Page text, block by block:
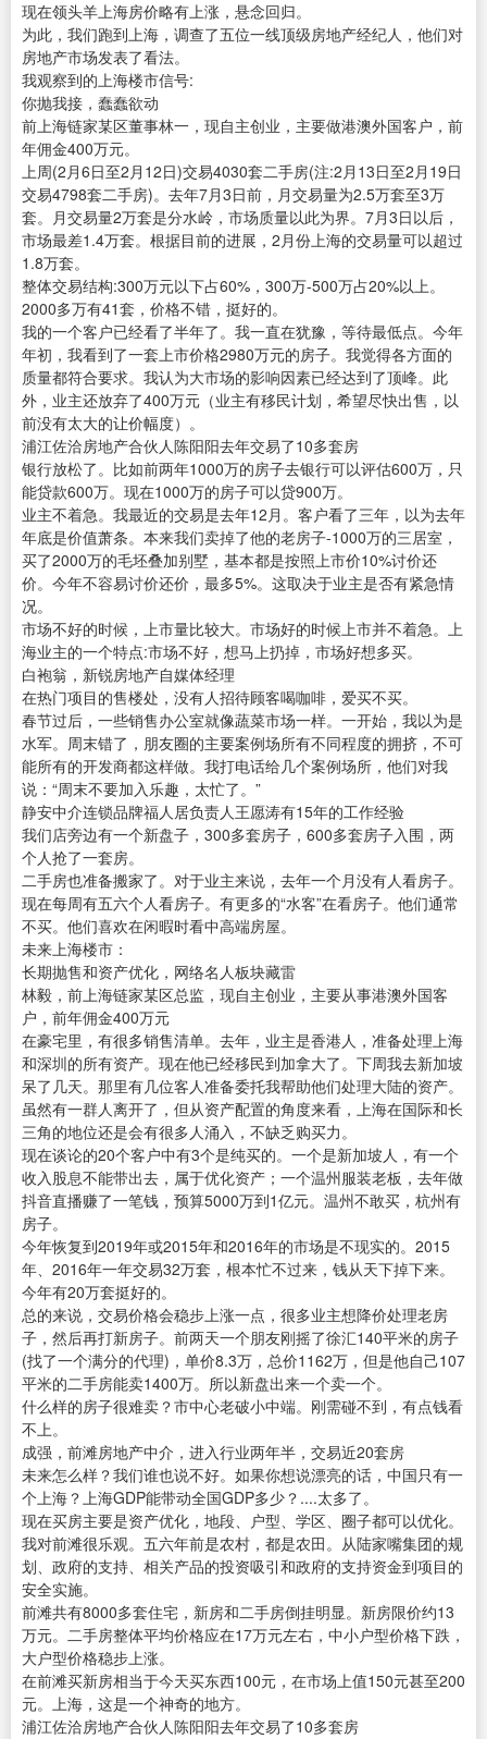
现在领头羊上海房价略有上涨，悬念回归。
为此，我们跑到上海，调查了五位一线顶级房地产经纪人，他们对
房地产市场发表了看法。
我观察到的上海楼市信号:
你抛我接，蠢蠢欲动
前上海链家某区董事林一，现自主创业，主要做港澳外国客户，前
年佣金400万元。
上周(2月6日至2月12日)交易4030套二手房(注:2月13日至2月19日
交易4798套二手房)。去年7月3日前，月交易量为2.5万套至3万
套。月交易量2万套是分水岭，市场质量以此为界。7月3日以后，
市场最差1.4万套。根据目前的进展，2月份上海的交易量可以超过
1.8万套。
整体交易结构:300万元以下占60%，300万-500万占20%以上。
2000多万有41套，价格不错，挺好的。
我的一个客户已经看了半年了。我一直在犹豫，等待最低点。今年
年初，我看到了一套上市价格2980万元的房子。我觉得各方面的
质量都符合要求。我认为大市场的影响因素已经达到了顶峰。此
外，业主还放弃了400万元（业主有移民计划，希望尽快出售，以
前没有太大的让价幅度）。
浦江佐洽房地产合伙人陈阳阳去年交易了10多套房
银行放松了。比如前两年1000万的房子去银行可以评估600万，只
能贷款600万。现在1000万的房子可以贷900万。
业主不着急。我最近的交易是去年12月。客户看了三年，以为去年
年底是价值萧条。本来我们卖掉了他的老房子-1000万的三居室，
买了2000万的毛坯叠加别墅，基本都是按照上市价10%讨价还
价。今年不容易讨价还价，最多5%。这取决于业主是否有紧急情
况。
市场不好的时候，上市量比较大。市场好的时候上市并不着急。上
海业主的一个特点:市场不好，想马上扔掉，市场好想多买。
白袍翁，新锐房地产自媒体经理
在热门项目的售楼处，没有人招待顾客喝咖啡，爱买不买。
春节过后，一些销售办公室就像蔬菜市场一样。一开始，我以为是
水军。周末错了，朋友圈的主要案例场所有不同程度的拥挤，不可
能所有的开发商都这样做。我打电话给几个案例场所，他们对我
说：“周末不要加入乐趣，太忙了。”
静安中介连锁品牌福人居负责人王愿涛有15年的工作经验
我们店旁边有一个新盘子，300多套房子，600多套房子入围，两
个人抢了一套房。
二手房也准备搬家了。对于业主来说，去年一个月没有人看房子。
现在每周有五六个人看房子。有更多的“水客”在看房子。他们通常
不买。他们喜欢在闲暇时看中高端房屋。
未来上海楼市：
长期抛售和资产优化，网络名人板块藏雷
林毅，前上海链家某区总监，现自主创业，主要从事港澳外国客
户，前年佣金400万元
在豪宅里，有很多销售清单。去年，业主是香港人，准备处理上海
和深圳的所有资产。现在他已经移民到加拿大了。下周我去新加坡
呆了几天。那里有几位客人准备委托我帮助他们处理大陆的资产。
虽然有一群人离开了，但从资产配置的角度来看，上海在国际和长
三角的地位还是会有很多人涌入，不缺乏购买力。
现在谈论的20个客户中有3个是纯买的。一个是新加坡人，有一个
收入股息不能带出去，属于优化资产；一个温州服装老板，去年做
抖音直播赚了一笔钱，预算5000万到1亿元。温州不敢买，杭州有
房子。
今年恢复到2019年或2015年和2016年的市场是不现实的。2015
年、2016年一年交易32万套，根本忙不过来，钱从天下掉下来。
今年有20万套挺好的。
总的来说，交易价格会稳步上涨一点，很多业主想降价处理老房
子，然后再打新房子。前两天一个朋友刚摇了徐汇140平米的房子
(找了一个满分的代理)，单价8.3万，总价1162万，但是他自己107
平米的二手房能卖1400万。所以新盘出来一个卖一个。
什么样的房子很难卖？市中心老破小中端。刚需碰不到，有点钱看
不上。
成强，前滩房地产中介，进入行业两年半，交易近20套房
未来怎么样？我们谁也说不好。如果你想说漂亮的话，中国只有一
个上海？上海GDP能带动全国GDP多少？....太多了。
现在买房主要是资产优化，地段、户型、学区、圈子都可以优化。
我对前滩很乐观。五六年前是农村，都是农田。从陆家嘴集团的规
划、政府的支持、相关产品的投资吸引和政府的支持资金到项目的
安全实施。
前滩共有8000多套住宅，新房和二手房倒挂明显。新房限价约13
万元。二手房整体平均价格应在17万元左右，中小户型价格下跌，
大户型价格稳步上涨。
在前滩买新房相当于今天买东西100元，在市场上值150元甚至200
元。上海，这是一个神奇的地方。
浦江佐洽房地产合伙人陈阳阳去年交易了10多套房